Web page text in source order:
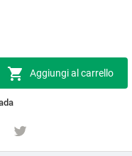
 Aggiungi al carrello